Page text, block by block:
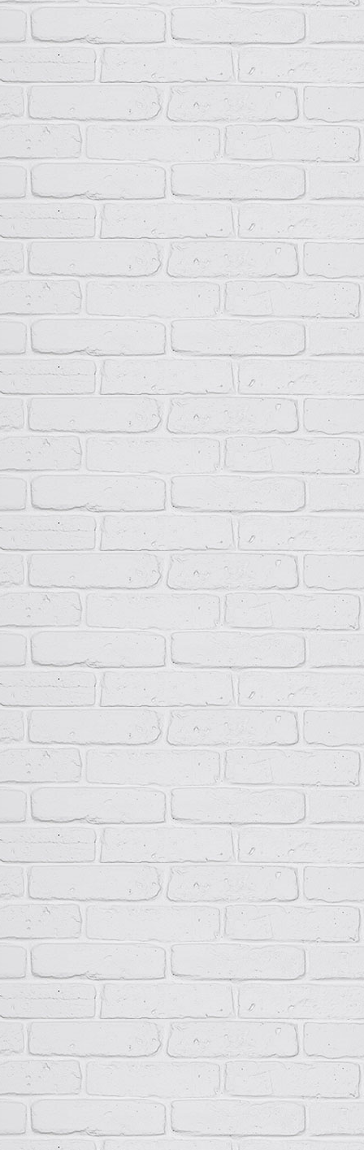
Группа условий эксплуатации в части воздействия
механических факторов внешней среды
М3
Окружающая среда
Рабочее положение
Глубина, мм
Вес, кг 5…150
Срок службы, лет
Формулировка заказа
При заказе ПР11 необходимо указать следующее:
Обозначение НКУ в соответствии с условным обозначением.
При необходимости следует указать технические
При необходимости указать климатическое исполнение и
Пример записи шкафа ПР11 при оформлении заказа
ПР11-3066-31У3 (6хC40А, 6хC32А, 3хВ16А, 9хС6А)
Низковольтное комплектное устройство серии ПР11 навесного
250 А и с 24 выводными однополюсными автоматическими
в шкафу с габаритами 1000х650х300 мм, степенью защиты IP31 и
Комплектность поставки
ПР11-ХХХХ-ХХХХ 1 шт.
Комплект ключей 1 компл.
Паспорт изделия
Комплект сертификатов (по запросу). 1 компл.